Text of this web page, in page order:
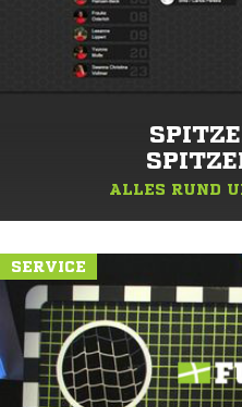
ALLES RUND
SERVICE